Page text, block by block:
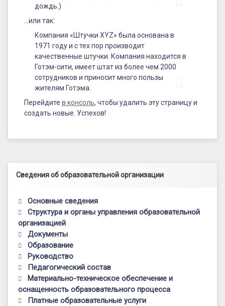
дождь.)
…или так:
Компания «Штучки XYZ» была основана в
1971 году и с тех пор производит
качественные штучки. Компания находится в
Готэм-сити, имеет штат из более чем 2000
сотрудников и приносит много пользы
жителям Готэма.
Перейдите в консоль, чтобы удалить эту страницу и
создать новые. Успехов!
Левый сайдбар
Сведения об образовательной организации
Основные сведения
Структура и органы управления образовательной
организацией
Документы
Образование
Руководство
Педагогический состав
Материально-техническое обеспечение и
оснащенность образовательного процесса
Платные образовательные услуги